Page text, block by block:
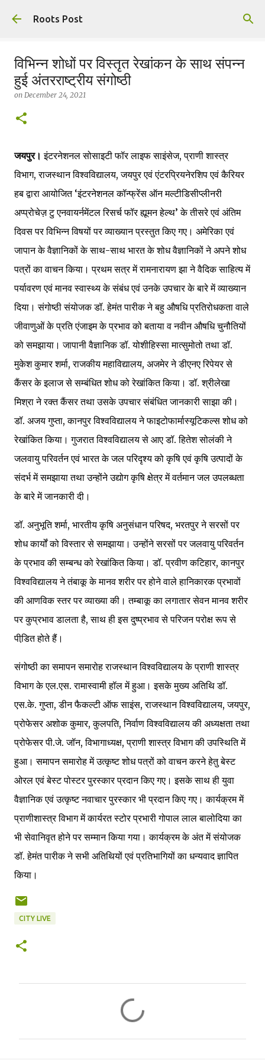
Roots Post
विभिन्न शोधों पर विस्तृत रेखांकन के साथ संपन्न
हुई अंतरराष्ट्रीय संगोष्ठी
on December 24, 2021
जयपुर। इंटरनेशनल सोसाइटी फॉर लाइफ साइंसेज, प्राणी शास्त्र
विभाग, राजस्थान विश्वविद्यालय, जयपुर एवं एंटरप्रियनेरशिप एवं कैरियर
हब द्वारा आयोजित ‘इंटरनेशनल कॉन्फ्रेंस ऑन मल्टीडिसीप्लीनरी
अप्प्रोचेज़ टु एनवायर्नमेंटल रिसर्च फॉर ह्यूमन हेल्थ’ के तीसरे एवं अंतिम
दिवस पर विभिन्न विषयों पर व्याख्यान प्रस्तुत किए गए। अमेरिका एवं
जापान के वैज्ञानिकों के साथ-साथ भारत के शोध वैज्ञानिकों ने अपने शोध
पत्रों का वाचन किया। प्रथम सत्र में रामनारायण झा ने वैदिक साहित्य में
पर्यावरण एवं मानव स्वास्थ्य के संबंध एवं उनके उपचार के बारे में व्याख्यान
दिया। संगोष्ठी संयोजक डॉ. हेमंत पारीक ने बहु औषधि प्रतिरोधकता वाले
जीवाणुओं के प्रति एंजाइम के प्रभाव को बताया व नवीन औषधि चुनौतियों
को समझाया। जापानी वैज्ञानिक डॉ. योशीहिस्सा मात्सुमोतो तथा डॉ.
मुकेश कुमार शर्मा, राजकीय महाविद्यालय, अजमेर ने डीएनए रिपेयर से
कैंसर के इलाज से सम्बंधित शोध को रेखांकित किया। डॉ. श्रीलेखा
मिश्रा ने रक्त कैंसर तथा उसके उपचार संबंधित जानकारी साझा की।
डॉ. अजय गुप्ता, कानपुर विश्वविद्यालय ने फाइटोफार्मास्यूटिकल्स शोध को
रेखांकित किया। गुजरात विश्वविद्यालय से आए डॉ. हितेश सोलंकी ने
जलवायु परिवर्तन एवं भारत के जल परिदृश्य को कृषि एवं कृषि उत्पादों के
संदर्भ में समझाया तथा उन्होंने उद्योग कृषि क्षेत्र में वर्तमान जल उपलब्धता
के बारे में जानकारी दी।
डॉ. अनुभूति शर्मा, भारतीय कृषि अनुसंधान परिषद, भरतपुर ने सरसों पर
शोध कार्यों को विस्तार से समझाया। उन्होंने सरसों पर जलवायु परिवर्तन
के प्रभाव की सम्बन्ध को रेखांकित किया। डॉ. प्रवीण कटिहार, कानपुर
विश्वविद्यालय ने तंबाकू के मानव शरीर पर होने वाले हानिकारक प्रभावों
की आणविक स्तर पर व्याख्या की। तम्बाकू का लगातार सेवन मानव शरीर
पर कुप्रभाव डालता है, साथ ही इस दुष्प्रभाव से परिजन परोक्ष रूप से
पीडि़त होते हैं।
संगोष्ठी का समापन समारोह राजस्थान विश्वविद्यालय के प्राणी शास्त्र
विभाग के एल.एस. रामास्वामी हॉल में हुआ। इसके मुख्य अतिथि डॉ.
एस.के. गुप्ता, डीन फैकल्टी ऑफ साइंस, राजस्थान विश्वविद्यालय, जयपुर,
प्रोफेसर अशोक कुमार, कुलपति, निर्वाण विश्वविद्यालय की अध्यक्षता तथा
प्रोफेसर पी.जे. जॉन, विभागाध्यक्ष, प्राणी शास्त्र विभाग की उपस्थिति में
हुआ। समापन समारोह में उत्कृष्ट शोध पत्रों को वाचन करने हेतु बेस्ट
ओरल एवं बेस्ट पोस्टर पुरस्कार प्रदान किए गए। इसके साथ ही युवा
वैज्ञानिक एवं उत्कृष्ट नवाचार पुरस्कार भी प्रदान किए गए। कार्यक्रम में
प्राणीशास्त्र विभाग में कार्यरत स्टोर प्रभारी गोपाल लाल बालोदिया का
भी सेवानिवृत होने पर सम्मान किया गया। कार्यक्रम के अंत में संयोजक
डॉ. हेमंत पारीक ने सभी अतिथियों एवं प्रतिभागियों का धन्यवाद ज्ञापित
किया।
CITY LIVE